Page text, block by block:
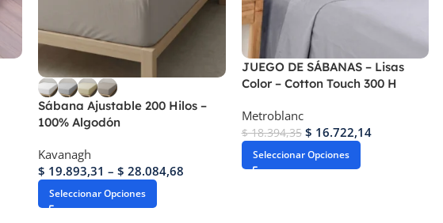
Sábana Ajustable 200 Hilos –
100% Algodón
Kavanagh
$ 19.893,31 – $ 28.084,68
Seleccionar Opciones
JUEGO DE SÁBANAS – Lisas
Color – Cotton Touch 300 H
Metroblanc
$18.394,35 $ 16.722,14
Seleccionar Opciones